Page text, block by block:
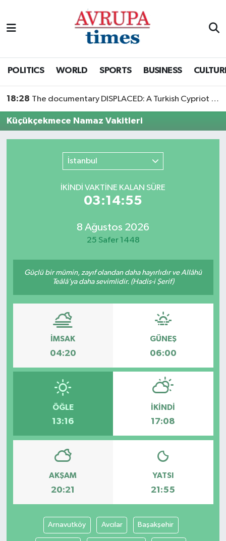
POLITICS WORLD SPORTS BUSINESS
18:28 The documentary DISPLACED: A Turkish Cypriot Story is now available to watch
Küçükçekmece Namaz Vakitleri
İstanbul
İKINDI VAKTİNE KALAN SÜRE
03:14:55
8 Ağustos 2026
25 Safer 1448
Güçlü bir mümin, zayıf olandan daha hayırlıdır ve Allâhü
Teâlâ’ya daha sevimlidir. (Hadis-i Şerif)
İMSAK
04:20
GÜNEŞ
06:00
ÖĞLE
13:16
İKINDI
17:08
AKŞAM
20:21
YATSI
21:55
Arnavutköy Avcılar Başakşehir
Nöbetçi Eczaneler
Süper Lig Puan Durumu ve Fikstür
Son Dakika Haberleri